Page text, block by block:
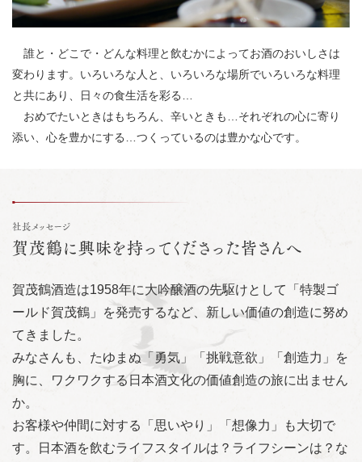
誰と・どこで・どんな料理と飲むかによってお酒のおいしさは
変わります。いろいろな人と、いろいろな場所でいろいろな料理
と共にあり、日々の食生活を彩る…
おめでたいときはもちろん、辛いときも…それぞれの心に寄り
添い、心を豊かにする…つくっているのは豊かな心です。
社長メッセージ
賀茂鶴に興味を持ってくださった皆さんへ
賀茂鶴酒造は1958年に大吟醸酒の先駆けとして「特製ゴ
ールド賀茂鶴」を発売するなど、新しい価値の創造に努め
てきました。
みなさんも、たゆまぬ「勇気」「挑戦意欲」「創造力」を
胸に、ワクワクする日本酒文化の価値創造の旅に出ません
か。
お客様や仲間に対する「思いやり」「想像力」も大切で
す。日本酒を飲むライフスタイルは？ライフシーンは？な